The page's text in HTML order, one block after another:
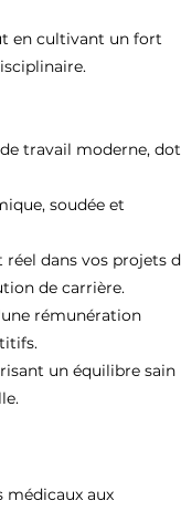
en cultivant un fort
travail moderne,
soudée et
dans vos projets
de carrière.
rémunération
un équilibre sain
médicaux aux